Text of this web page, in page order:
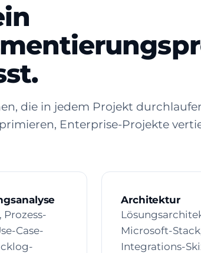
die in jedem Projekt
Enterprise-Projekte
Prozess-
Case-
Architektur
Microsoft-
Integrations-